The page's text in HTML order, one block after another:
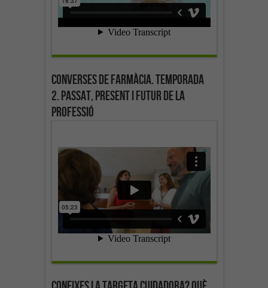
Converses de farmàcia. Temporada
2. Passat, present i futur de la
professió